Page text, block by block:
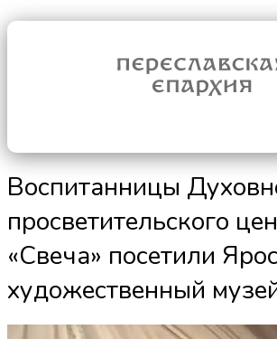
Воспитанницы
просветительского
«Свеча» посетили
художественный